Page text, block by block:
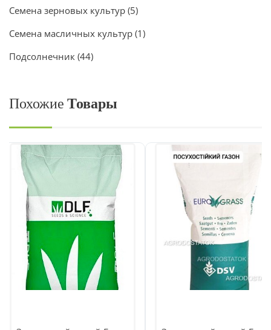
Семена зерновых культур (5)
Семена масличных культур (1)
Подсолнечник (44)
Похожие Товары